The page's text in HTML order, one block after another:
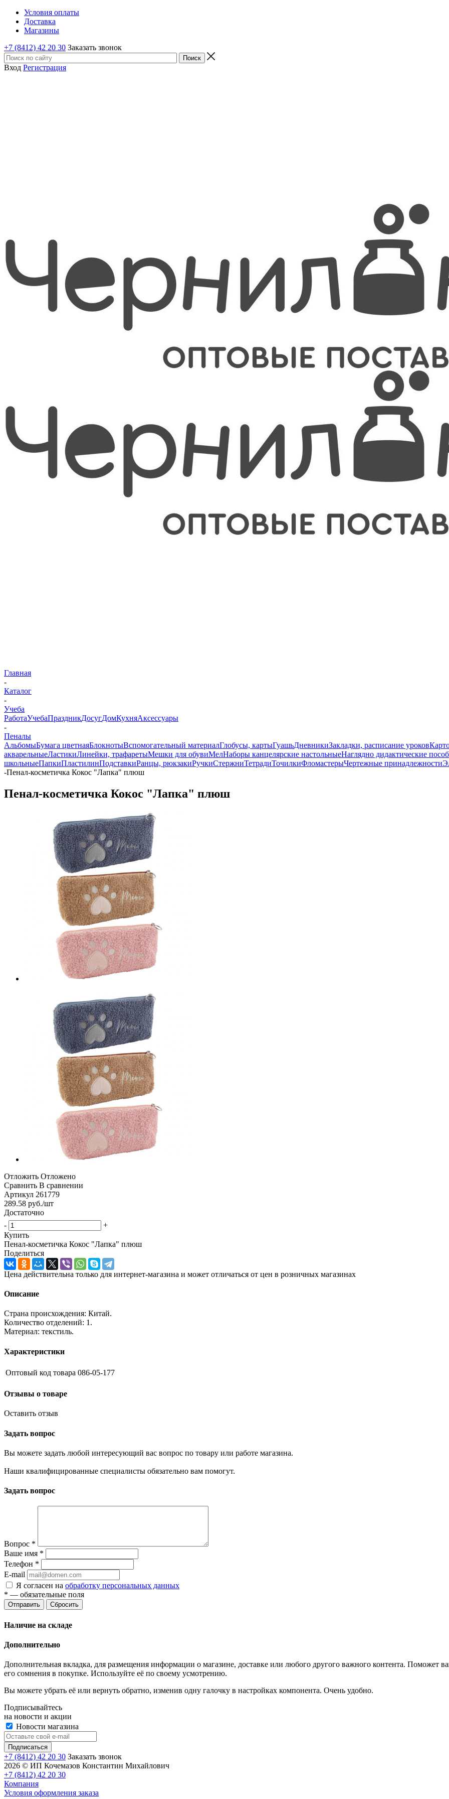
Условия оплаты
Доставка
Магазины
+7 (8412) 42 20 30 Заказать звонок
Вход Регистрация
Главная
-
Каталог
-
Учеба
РаботаУчебаПраздникДосугДомКухняАксессуары
-
Пеналы
АльбомыБумага цветнаяБлокнотыВспомогательный материалГлобусы, картыГуашьДневникиЗакладки, расписание уроков
акварельныеЛастикиЛинейки, трафаретыМешки для обувиМелНаборы канцелярские настольныеНаглядно дидактические
школьныеПапкиПластилинПодставкиРанцы, рюкзакиРучкиСтержниТетрадиТочилкиФломастерыЧертежные принадлежности
-Пенал-косметичка Кокос "Лапка" плюш
Пенал-косметичка Кокос "Лапка" плюш
Отложить Отложено
Сравнить В сравнении
Артикул 261779
289.58 руб./шт
Достаточно
-
+
Купить
Пенал-косметичка Кокос "Лапка" плюш
Поделиться
Цена действительна только для интернет-магазина и может отличаться от цен в розничных магазинах
Описание
Страна происхождения: Китай.
Количество отделений: 1.
Материал: текстиль.
Характеристики
Оптовый код товара 086-05-177
Отзывы о товаре
Оставить отзыв
Задать вопрос
Вы можете задать любой интересующий вас вопрос по товару или работе магазина.
Наши квалифицированные специалисты обязательно вам помогут.
Задать вопрос
Вопрос *
Ваше имя *
Телефон *
E-mail
Я согласен на обработку персональных данных
* — обязательные поля
Отправить Сбросить
Наличие на складе
Дополнительно
Дополнительная вкладка, для размещения информации о магазине, доставке или любого другого важного контента. Поможет
его сомнения в покупке. Используйте её по своему усмотрению.
Вы можете убрать её или вернуть обратно, изменив одну галочку в настройках компонента. Очень удобно.
Подписывайтесь
на новости и акции
Новости магазина
+7 (8412) 42 20 30 Заказать звонок
2026 © ИП Кочемазов Константин Михайлович
+7 (8412) 42 20 30
Компания
Условия оформления заказа